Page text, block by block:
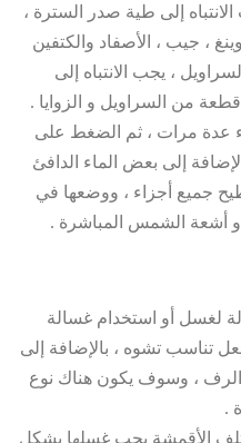
إلى طية صدر السترة ،
، جيب ، الأصفاد والكتفين
، يجب الانتباه إلى
من السراويل و الزوايا .
عدة مرات ، ثم الضغط على
الخل بالإضافة إلى بعض الماء الدافئ
جميع أجزاء ، ووضعها في
أشعة الشمس المباشرة .
لغسل أو استخدام غسالة
تناسب تشوه ، بالإضافة إلى
، وسوف يكون هناك نوع
.
الأقمشة يجب غسلها بشكل